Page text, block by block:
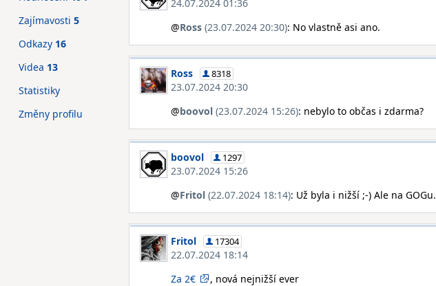
24.07.2024 01:36
@Ross (23.07.2024 20:30): No vlastně asi ano.
Ross 8318
23.07.2024 20:30
@boovol (23.07.2024 15:26): nebylo to občas i zdarma?
boovol 1297
23.07.2024 15:26
@Fritol (22.07.2024 18:14): Už byla i nižší ;-) Ale na GOGu.
Fritol 17304
22.07.2024 18:14
Za 2€ , nová nejnižší ever
Zajímavosti 5
Odkazy 16
Videa 13
Statistiky
Změny profilu